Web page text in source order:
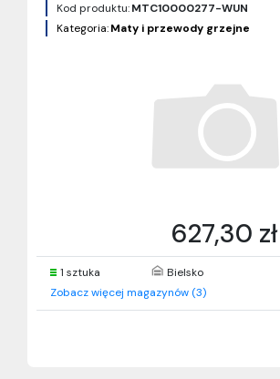
Kod produktu:MTC10000277-WUN
Kategoria:Maty i przewody grzejne
627,30 zł
1 sztuka Bielsko
Zobacz więcej magazynów (3)